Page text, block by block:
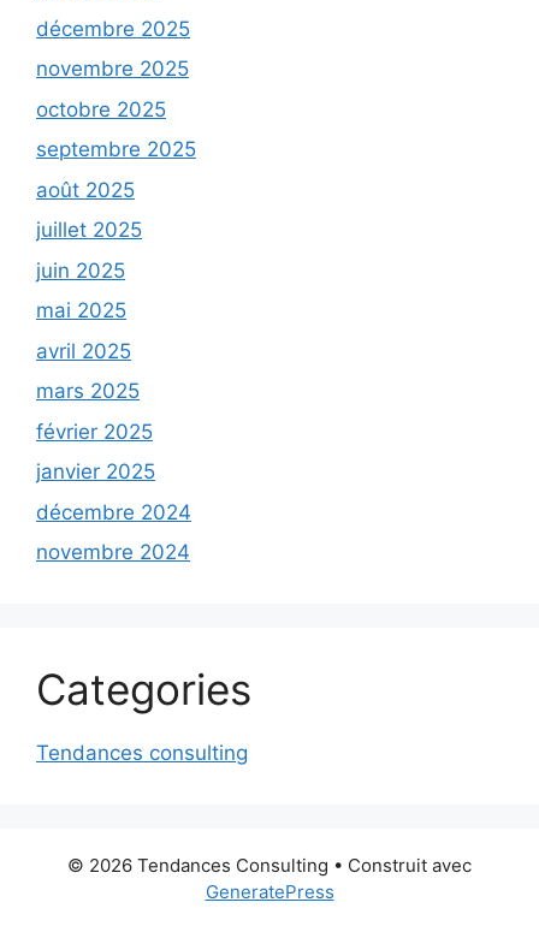
décembre 2025
novembre 2025
octobre 2025
septembre 2025
août 2025
juillet 2025
juin 2025
mai 2025
avril 2025
mars 2025
février 2025
janvier 2025
décembre 2024
novembre 2024
Categories
Tendances consulting
© 2026 Tendances Consulting • Construit avec
GeneratePress